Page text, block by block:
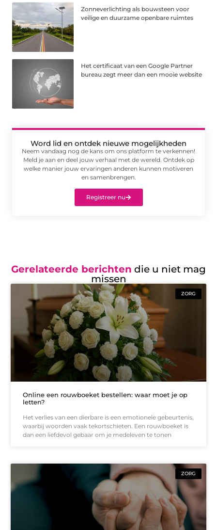
Zonneverlichting als bouwsteen voor
veilige en duurzame openbare ruimtes
Het certificaat van een Google Partner
bureau zegt meer dan een mooie website
Word lid en ontdek nieuwe mogelijkheden
Neem vandaag nog de kans om ons platform te verkennen!
Meld je aan en deel jouw verhaal met de wereld. Ontdek op
welke manier jouw ervaringen anderen kunnen motiveren
en samenbrengen.
Registreer nu
Gerelateerde berichten die u niet mag
missen
ZORG
Online een rouwboeket bestellen: waar moet je op
letten?
Het verlies van een dierbare is een emotionele gebeurtenis,
waarbij woorden vaak tekortschieten. Een rouwboeket is
dan een liefdevol gebaar om je medeleven te tonen
ZORG